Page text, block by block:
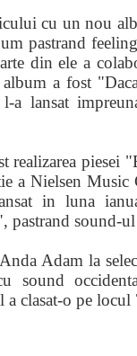
cu un nou
pastrand
din ele a
a fost
a lansat
realizarea
a Nielsen Music
in luna
sound-ul
Adam la
sound
clasat-o pe locul